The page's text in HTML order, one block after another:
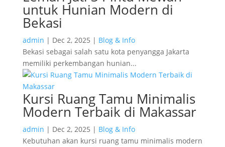
untuk Hunian Modern di
Bekasi
admin | Dec 2, 2025 | Blog & Info
Bekasi sebagai salah satu kota penyangga Jakarta
memiliki perkembangan hunian...
Kursi Ruang Tamu Minimalis
Modern Terbaik di Makassar
admin | Dec 2, 2025 | Blog & Info
Kebutuhan akan kursi ruang tamu minimalis modern